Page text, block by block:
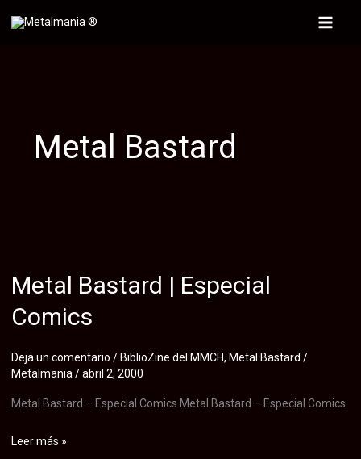
Main
Metal Bastard
Metal Bastard | Especial
Comics
Deja un comentario / BiblioZine del MMCH, Metal Bastard /
Metalmania /abril 2, 2000
Metal Bastard – Especial Comics Metal Bastard – Especial Comics
Metal
Leer más »